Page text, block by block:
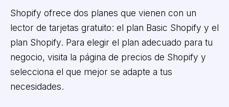
Shopify ofrece dos planes que vienen con un
lector de tarjetas gratuito: el plan Basic Shopify y el
plan Shopify. Para elegir el plan adecuado para tu
negocio, visita la página de precios de Shopify y
selecciona el que mejor se adapte a tus
necesidades.